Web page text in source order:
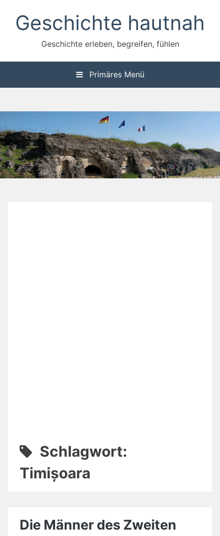
Inhalt
springenGeschichte hautnah
Geschichte erleben, begreifen, fühlen
Primäres Menü
Schlagwort:
Timișoara
Die Männer des Zweiten